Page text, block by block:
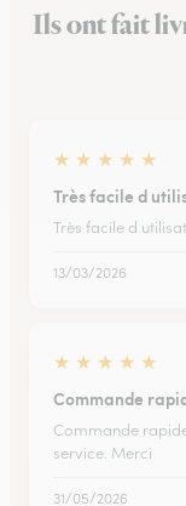
Ils ont fait
★ ★ ★ ★ ★
Très facile d
Très facile d
13/03/2026
★ ★ ★ ★ ★
Commande
Commande
service. Merci
31/05/2026